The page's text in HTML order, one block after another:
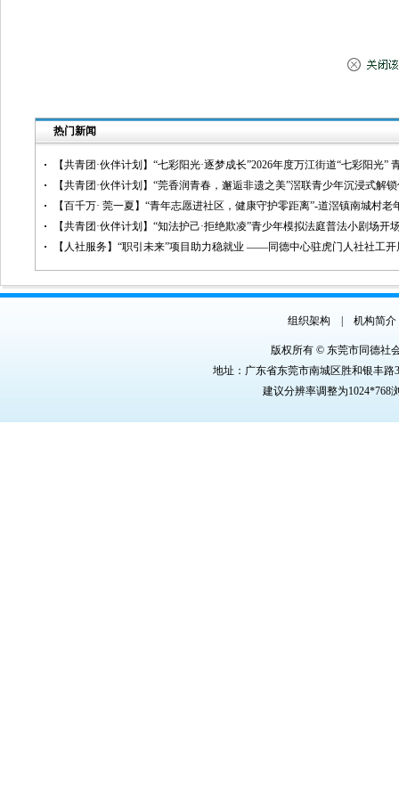
热门新闻
【共青团·伙伴计划】“七彩阳光·逐梦成长”2026年度万江街道“七彩阳光”
【共青团·伙伴计划】“莞香润青春，邂逅非遗之美”滘联青少年沉浸式解
【百千万· 莞一夏】“青年志愿进社区，健康守护零距离”-道滘镇南城村
【共青团·伙伴计划】“知法护己·拒绝欺凌”青少年模拟法庭普法小剧场开
【人社服务】“职引未来”项目助力稳就业 ——同德中心驻虎门人社社工
组织架构 机构简介
版权所有 © 东莞市同德社
地址：广东省东莞市南城区胜和银丰路
建议分辨率调整为1024*768